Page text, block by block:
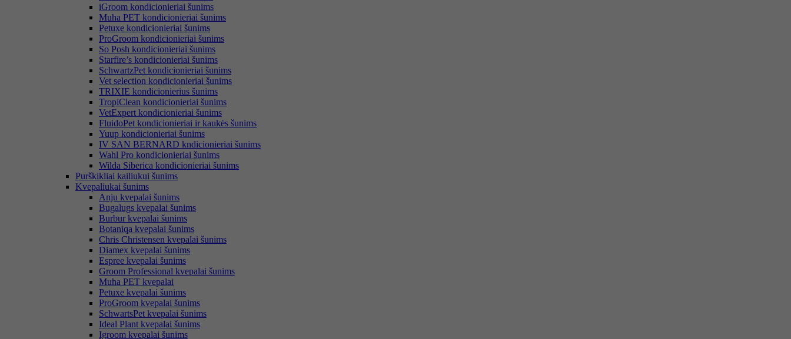
iGroom kondicionieriai šunims
Muha PET kondicionieriai šunims
Petuxe kondicionieriai šunims
ProGroom kondicionieriai šunims
So Posh kondicionieriai šunims
Starfire’s kondicionieriai šunims
SchwartzPet kondicionieriai šunims
Vet selection kondicionieriai šunims
TRIXIE kondicionierius šunims
TropiClean kondicionieriai šunims
VetExpert kondicionieriai šunims
FluidoPet kondicionieriai ir kaukės šunims
Yuup kondicionieriai šunims
IV SAN BERNARD kndicionieriai šunims
Wahl Pro kondicionieriai šunims
Wilda Siberica kondicionieriai šunims
Purškikliai kailiukui šunims
Kvepaliukai šunims
Anju kvepalai šunims
Bugalugs kvepalai šunims
Burbur kvepalai šunims
Botaniqa kvepalai šunims
Chris Christensen kvepalai šunims
Diamex kvepalai šunims
Espree kvepalai šunims
Groom Professional kvepalai šunims
Muha PET kvepalai
Petuxe kvepalai šunims
ProGroom kvepalai šunims
SchwartsPet kvepalai šunims
Ideal Plant kvepalai šunims
Igroom kvepalai šunims